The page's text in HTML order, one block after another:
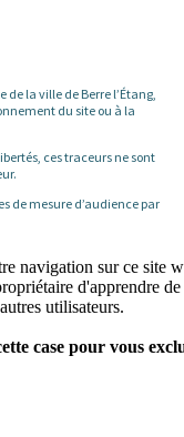
de la ville de Berre l’Étang,
du site ou à la
ces traceurs ne sont
de mesure d’audience par